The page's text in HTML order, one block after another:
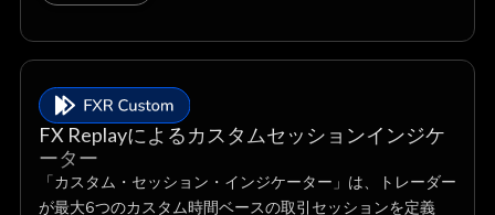
FX Replayによるカスタムセッションインジケ
ーター
「カスタム・セッション・インジケーター」は、トレーダー
が最大6つのカスタム時間ベースの取引セッションを定義